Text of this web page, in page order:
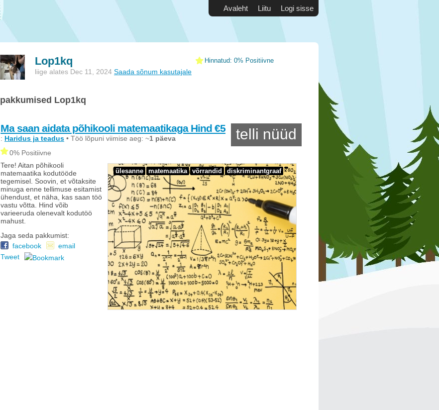
Avaleht Liitu Logi sisse
Lop1kq Hinnatud: 0% Positiivne
liige alates Dec 11, 2024 Saada sõnum kasutajale
pakkumised Lop1kq
Ma saan aidata põhikooli matemaatikaga Hind €5
: Haridus ja teadus • Töö lõpuni viimise aeg: ~1 päeva
0% Positiivne
telli nüüd
Tere! Aitan põhikooli
matemaatika kodutööde
tegemisel. Soovin, et võtaksite
minuga enne tellimuse esitamist
ühendust, et näha, kas saan töö
vastu võtta. Hind võib
varieeruda olenevalt kodutöö
mahust.
Jaga seda pakkumist:
facebook
email
Tweet
ülesanne matemaatika võrrandid diskriminantgraaf